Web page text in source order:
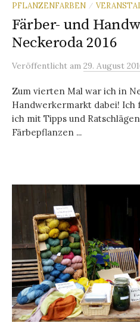
PFLANZENFARBEN /
Färber- und
Neckeroda 2016
Veröffentlicht am 29. August
Zum vierten Mal war ich in
Handwerkermarkt dabei! Ich
ich mit Tipps und
Färbepflanzen ...